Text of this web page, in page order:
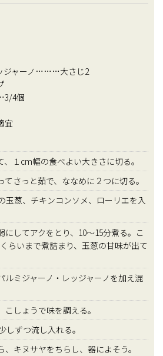
ジャーノ………大さじ2
4個
宜
１cm幅の食べよい大きさに切る。
さっと茹で、ななめに２つに切る。
葱、チキンコンソメ、ローリエを入
してアクをとり、10～15分煮る。こ
らいまで煮詰まり、玉葱の甘味が出て
ミジャーノ・レッジャーノを加え混
しょうで味を調える。
ずつ流し入れる。
キヌサヤをちらし、器によそう。